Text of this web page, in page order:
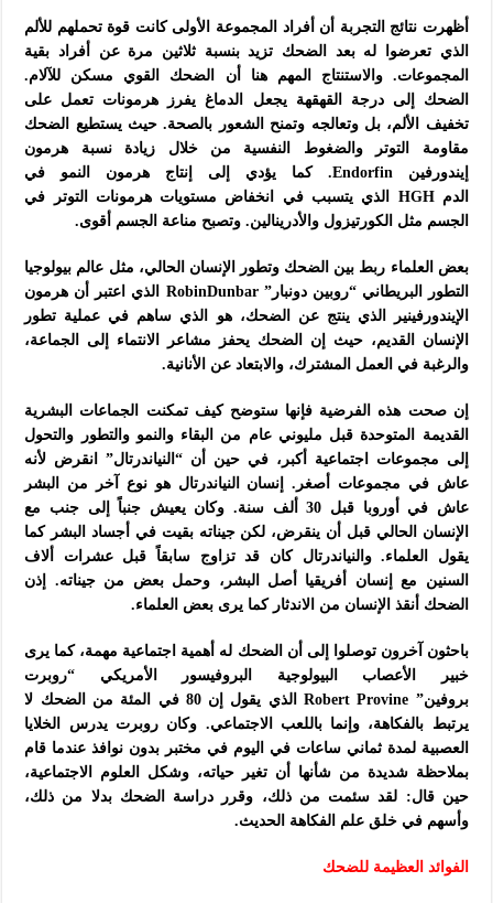
أظهرت نتائج التجربة أن أفراد المجموعة الأولى كانت قوة تحملهم للألم
الذي تعرضوا له بعد الضحك تزيد بنسبة ثلاثين مرة عن أفراد بقية
المجموعات. والاستنتاج المهم هنا أن الضحك القوي مسكن للآلام.
الضحك إلى درجة القهقهة يجعل الدماغ يفرز هرمونات تعمل على
تخفيف الألم، بل وتعالجه وتمنح الشعور بالصحة. حيث يستطيع الضحك
مقاومة التوتر والضغوط النفسية من خلال زيادة نسبة هرمون
إيندورفين Endorfin. كما يؤدي إلى إنتاج هرمون النمو في
الدم HGH الذي يتسبب في انخفاض مستويات هرمونات التوتر في
الجسم مثل الكورتيزول والأدرينالين. وتصبح مناعة الجسم أقوى.
بعض العلماء ربط بين الضحك وتطور الإنسان الحالي، مثل عالم بيولوجيا
التطور البريطاني “روبين دونبار” RobinDunbar الذي اعتبر أن هرمون
الإيندورفينير الذي ينتج عن الضحك، هو الذي ساهم في عملية تطور
الإنسان القديم، حيث إن الضحك يحفز مشاعر الانتماء إلى الجماعة،
والرغبة في العمل المشترك، والابتعاد عن الأنانية.
إن صحت هذه الفرضية فإنها ستوضح كيف تمكنت الجماعات البشرية
القديمة المتوحدة قبل مليوني عام من البقاء والنمو والتطور والتحول
إلى مجموعات اجتماعية أكبر، في حين أن “النياندرتال” انقرض لأنه
عاش في مجموعات أصغر. إنسان النياندرتال هو نوع آخر من البشر
عاش في أوروبا قبل 30 ألف سنة. وكان يعيش جنباً إلى جنب مع
الإنسان الحالي قبل أن ينقرض، لكن جيناته بقيت في أجساد البشر كما
يقول العلماء. والنياندرتال كان قد تزاوج سابقاً قبل عشرات ألاف
السنين مع إنسان أفريقيا أصل البشر، وحمل بعض من جيناته. إذن
الضحك أنقذ الإنسان من الاندثار كما يرى بعض العلماء.
باحثون آخرون توصلوا إلى أن الضحك له أهمية اجتماعية مهمة، كما يرى
خبير الأعصاب البيولوجية البروفيسور الأمريكي “روبرت
بروفين” Robert Provine الذي يقول إن 80 في المئة من الضحك لا
يرتبط بالفكاهة، وإنما باللعب الاجتماعي. وكان روبرت يدرس الخلايا
العصبية لمدة ثماني ساعات في اليوم في مختبر بدون نوافذ عندما قام
بملاحظة شديدة من شأنها أن تغير حياته، وشكل العلوم الاجتماعية،
حين قال: لقد سئمت من ذلك، وقرر دراسة الضحك بدلا من ذلك،
وأسهم في خلق علم الفكاهة الحديث.
الفوائد العظيمة للضحك